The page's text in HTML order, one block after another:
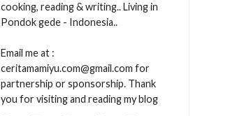
cooking, reading & writing.. Living in
Pondok gede - Indonesia..
Email me at :
ceritamamiyu.com@gmail.com for
partnership or sponsorship. Thank
you for visiting and reading my blog